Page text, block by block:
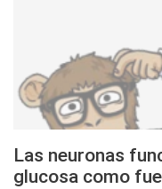
Las neuronas
glucosa como